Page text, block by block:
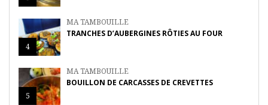
4
MA TAMBOUILLE
TRANCHES D’AUBERGINES RÔTIES AU FOUR
5
MA TAMBOUILLE
BOUILLON DE CARCASSES DE CREVETTES